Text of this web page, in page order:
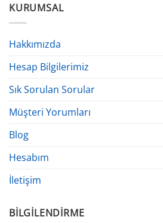
KURUMSAL
Hakkımızda
Hesap Bilgilerimiz
Sık Sorulan Sorular
Müşteri Yorumları
Blog
Hesabım
İletişim
BILGILENDIRME